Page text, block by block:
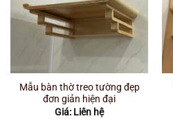
Mẫu bàn thờ treo tường đẹp
đơn giản hiện đại
Giá: Liên hệ